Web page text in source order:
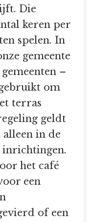
Die
keren per
spelen. In
gemeente
–
om
terras
geldt
alleen in de
inrichtingen.
het café
een
of een